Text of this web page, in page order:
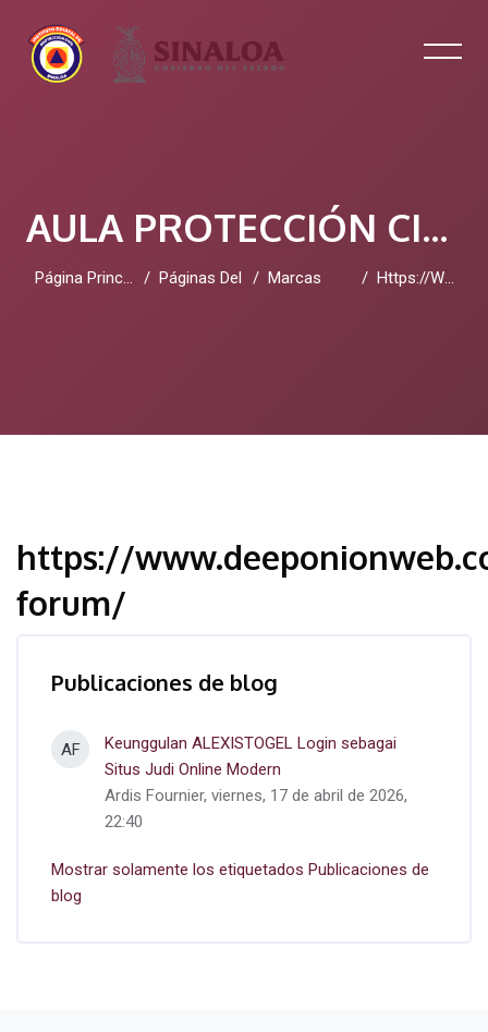
AULA PROTECCIÓN CIVIL SINALOA
Página Principal Páginas Del SitioMarcas Https://www.deeponionweb.com/dread-Forum/
https://
forum/
Publicaciones de blog
AF
Keunggulan ALEXISTOGEL Login sebagai
Situs Judi Online Modern
Ardis Fournier, viernes, 17 de abril de 2026,
22:40
Mostrar solamente los etiquetados Publicaciones de
blog